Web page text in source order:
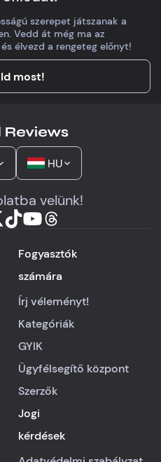
szerepet játszanak a
Vedd át még ma az
élvezd a rengeteg előnyt!
most!
HU
velünk!
Fogyasztók
számára
Írj véleményt!
Kategóriák
GYIK
Ügyfélsegítő központ
Szerzők
Jogi
kérdések